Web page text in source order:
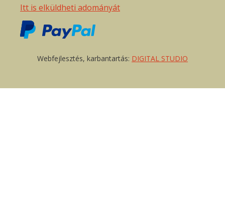
Itt is elküldheti adományát
Webfejlesztés, karbantartás: DIGITAL STUDIO